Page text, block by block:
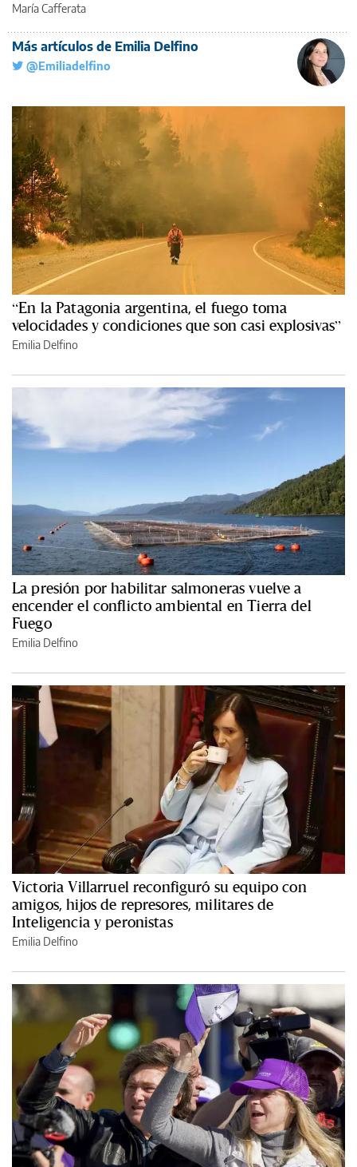
María Cafferata
Más artículos de Emilia Delfino
@Emiliadelfino
“En la Patagonia argentina, el fuego toma
velocidades y condiciones que son casi explosivas”
Emilia Delfino
La presión por habilitar salmoneras vuelve a
encender el conflicto ambiental en Tierra del
Fuego
Emilia Delfino
Victoria Villarruel reconfiguró su equipo con
amigos, hijos de represores, militares de
Inteligencia y peronistas
Emilia Delfino